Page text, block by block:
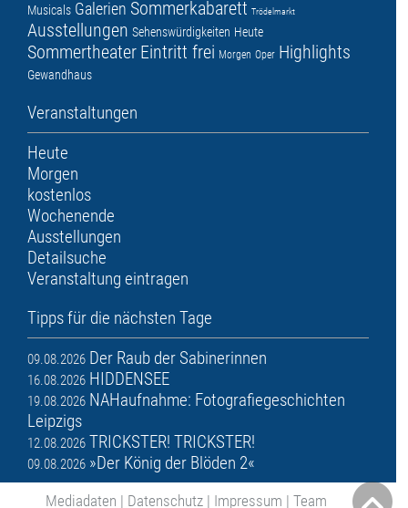
Musicals Galerien Sommerkabarett Trödelmarkt
Ausstellungen Sehenswürdigkeiten Heute
Sommertheater Eintritt frei Morgen Oper Highlights
Gewandhaus
Veranstaltungen
Heute
Morgen
kostenlos
Wochenende
Ausstellungen
Detailsuche
Veranstaltung eintragen
Tipps für die nächsten Tage
09.08.2026 Der Raub der Sabinerinnen
16.08.2026 HIDDENSEE
19.08.2026 NAHaufnahme: Fotografiegeschichten
Leipzigs
12.08.2026 TRICKSTER! TRICKSTER!
09.08.2026 »Der König der Blöden 2«
Mediadaten | Datenschutz | Impressum | Team